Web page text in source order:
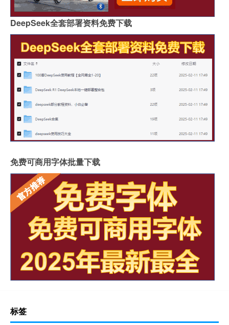
DeepSeek全套部署资料免费下载
免费可商用字体批量下载
标签